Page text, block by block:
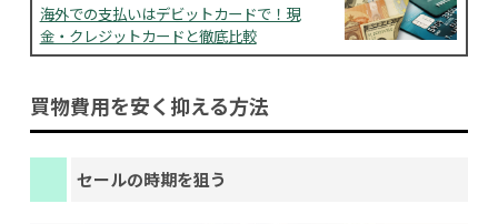
海外での支払いはデビットカードで！現
金・クレジットカードと徹底比較
買物費用を安く抑える方法
セールの時期を狙う